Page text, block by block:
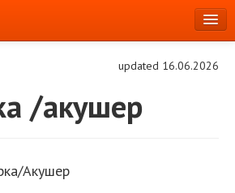
updated 16.06.2026
/акушер
Акушер